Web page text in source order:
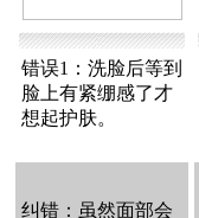
错误1：洗脸后等到
脸上有紧绷感了才
想起护肤。
纠错：虽然面部会